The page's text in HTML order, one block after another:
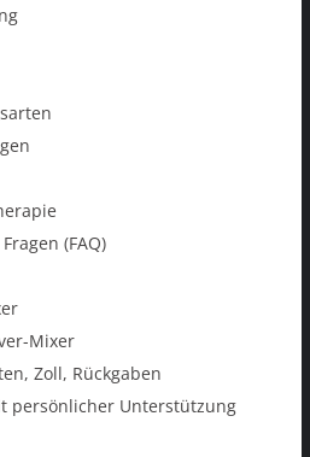
(FAQ)
Mixer
Zoll, Rückgaben
persönlicher Unterstützung